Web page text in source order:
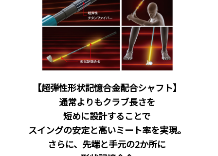
【超弾性形状記憶合金配合シャフト】
通常よりもクラブ長さを
短めに設計することで
スイングの安定と高いミート率を実現。
さらに、先端と手元の2か所に